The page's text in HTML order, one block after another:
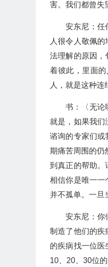
害。我们都曾失
安东尼：任
人很令人敬佩
法理解的原因，
着彼此，里面
人，就是这种连
书：〈无论
就是，如果我
谘询的专家们或
期痛苦周围的仍
到真正的帮助。
相信你是唯一一
并不孤单。一旦
安东尼：你
制造了他们的疾
的疾病找一位
10、20、30位的